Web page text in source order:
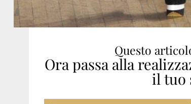
Questo
Ora passa alla
il tuo